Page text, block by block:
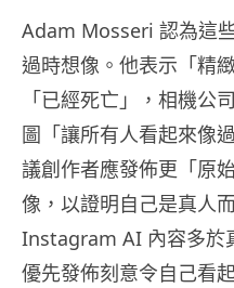
Adam Mosseri 認為這
過時想像。他表示「精
「已經死亡」，相機公
圖「讓所有人看起來像
議創作者應發佈更「原
像，以證明自己是真人
Instagram AI 內容多於
優先發佈刻意令自己看